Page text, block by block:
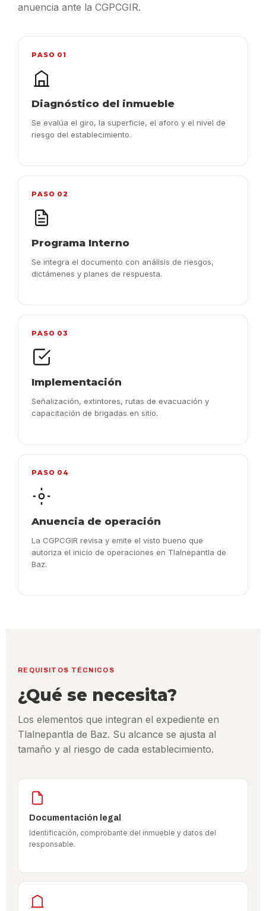
anuencia ante la CGPCGIR.
PASO 01
Diagnóstico del inmueble
Se evalúa el giro, la superficie, el aforo y el nivel de
riesgo del establecimiento.
PASO 02
Programa Interno
Se integra el documento con análisis de riesgos,
dictámenes y planes de respuesta.
PASO 03
Implementación
Señalización, extintores, rutas de evacuación y
capacitación de brigadas en sitio.
PASO 04
Anuencia de operación
La CGPCGIR revisa y emite el visto bueno que
autoriza el inicio de operaciones en Tlalnepantla de
Baz.
REQUISITOS TÉCNICOS
¿Qué se necesita?
Los elementos que integran el expediente en
Tlalnepantla de Baz. Su alcance se ajusta al
tamaño y al riesgo de cada establecimiento.
Documentación legal
Identificación, comprobante del inmueble y datos del
responsable.